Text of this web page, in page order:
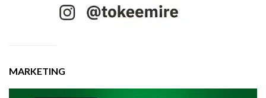
MARKETING